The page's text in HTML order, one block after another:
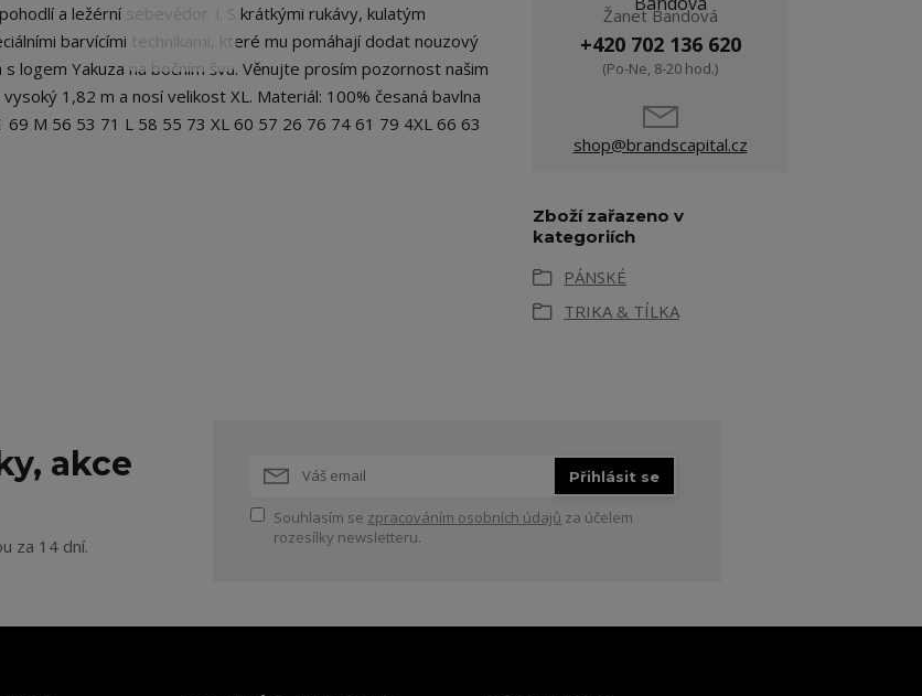
a ležérní sebevědomí. S krátkými rukávy, kulatým
barvícími technikami, které mu pomáhají dodat nouzový
logem Yakuza na bočním švu. Věnujte prosím pozornost našim
1,82 m a nosí velikost XL. Materiál: 100% česaná bavlna
69 M 56 53 71 L 58 55 73 XL 60 57 26 76 74 61 79 4XL 66 63
Žanet Bandová
+420 702 136 620
(Po-Ne, 8-20 hod.)
shop@brandscapital.cz
Zboží zařazeno v
kategoriích
PÁNSKÉ
TRIKA & TÍLKA
akce
za 14 dní.
Přihlásit se
Souhlasím se zpracováním osobních údajů za účelem
rozesílky newsletteru.